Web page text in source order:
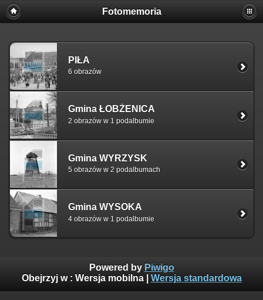
Fotomemoria
PIŁA
6 obrazów
Gmina ŁOBŻENICA
2 obrazów w 1 podalbumie
Gmina WYRZYSK
5 obrazów w 2 podalbumach
Gmina WYSOKA
4 obrazów w 1 podalbumie
Powered by Piwigo
Obejrzyj w : Wersja mobilna| Wersja standardowa